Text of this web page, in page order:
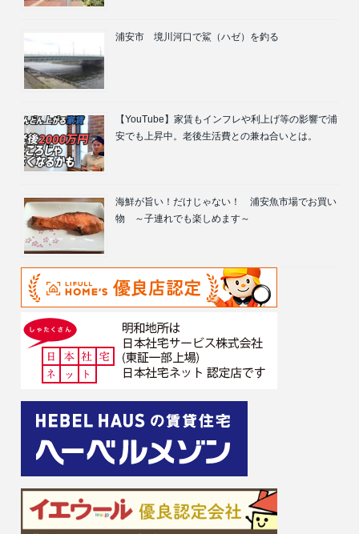
浦安市 境川河口で鯊（ハゼ）を釣る
【YouTube】家賃もインフレや利上げ等の影響で浦
安でも上昇中。老後生活費との兼ね合いとは。
海鮮が旨い！だけじゃない！ 浦安魚市場でお買い
物 ～子連れでも楽しめます～